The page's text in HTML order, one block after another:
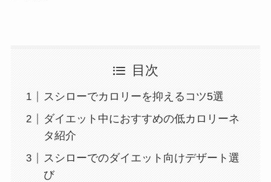
目次
スシローでカロリーを抑えるコツ5選
ダイエット中におすすめの低カロリーネ
タ紹介
スシローでのダイエット向けデザート選
び